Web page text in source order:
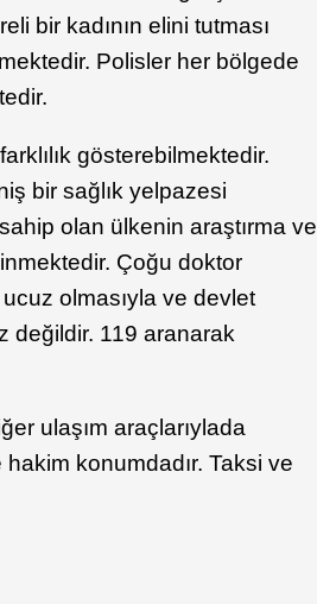
bir kadının elini tutması
Polisler her bölgede
gösterebilmektedir.
bir sağlık yelpazesi
olan ülkenin araştırma ve
Çoğu doktor
olmasıyla ve devlet
değildir. 119 aranarak
ulaşım araçlarıylada
hakim konumdadır. Taksi ve